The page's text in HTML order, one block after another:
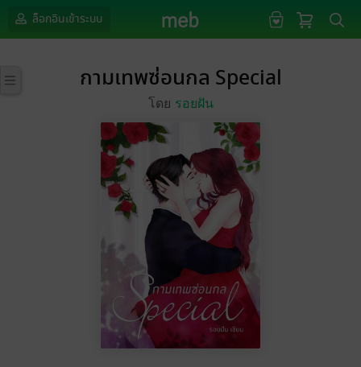
ล็อกอินเข้าระบบ
กามเทพซ่อนกล Special
โดย รอยฝัน